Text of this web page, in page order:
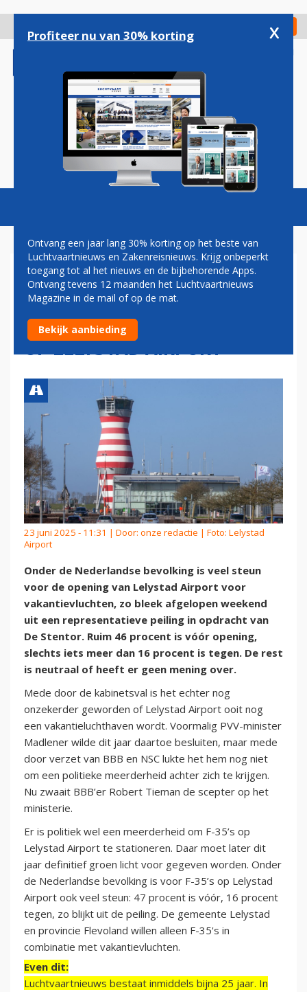
gaan
Check in
Magazine Podcasts Vacatures
VEEL STEUN ONDER
NEDERLANDSE BEVOLKING
VOOR VAKANTIEVLUCHTEN
OP LELYSTAD AIRPORT
23 juni 2025 - 11:31 | Door: onze redactie | Foto: Lelystad
Airport
Onder de Nederlandse bevolking is veel steun
voor de opening van Lelystad Airport voor
vakantievluchten, zo bleek afgelopen weekend
uit een representatieve peiling in opdracht van
De Stentor. Ruim 46 procent is vóór opening,
slechts iets meer dan 16 procent is tegen. De rest
is neutraal of heeft er geen mening over.
Mede door de kabinetsval is het echter nog
onzekerder geworden of Lelystad Airport ooit nog
een vakantieluchthaven wordt. Voormalig PVV-minister
Madlener wilde dit jaar daartoe besluiten, maar mede
door verzet van BBB en NSC lukte het hem nog niet
om een politieke meerderheid achter zich te krijgen.
Nu zwaait BBB’er Robert Tieman de scepter op het
ministerie.
Er is politiek wel een meerderheid om F-35’s op
Lelystad Airport te stationeren. Daar moet later dit
jaar definitief groen licht voor gegeven worden. Onder
de Nederlandse bevolking is voor F-35’s op Lelystad
Airport ook veel steun: 47 procent is vóór, 16 procent
tegen, zo blijkt uit de peiling. De gemeente Lelystad
en provincie Flevoland willen alleen F-35's in
combinatie met vakantievluchten.
Even dit:
Luchtvaartnieuws bestaat inmiddels bijna 25 jaar. In
Profiteer nu van 30% korting x
Ontvang een jaar lang 30% korting op het beste van
Luchtvaartnieuws en Zakenreisnieuws. Krijg onbeperkt
toegang tot al het nieuws en de bijbehorende Apps.
Ontvang tevens 12 maanden het Luchtvaartnieuws
Magazine in de mail of op de mat.
Bekijk aanbieding